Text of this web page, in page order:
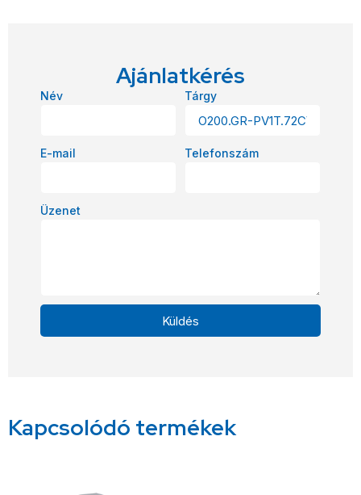
Ajánlatkérés
Név Tárgy
E-mail Telefonszám
Üzenet
Küldés
Kapcsolódó termékek